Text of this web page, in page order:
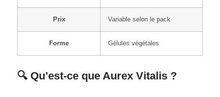
Prix Variable selon le pack
Forme Gélules végétales
🔍 Qu’est-ce que Aurex Vitalis ?